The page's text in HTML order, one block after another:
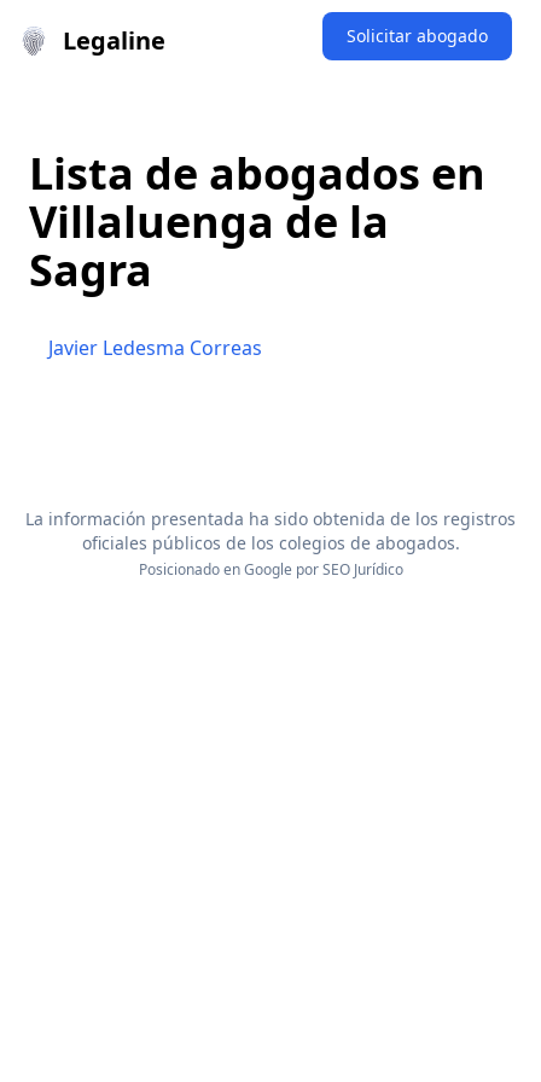
Legaline Solicitar abogado
Lista de abogados en
Villaluenga de la
Sagra
Javier Ledesma Correas
La información presentada ha sido obtenida de los registros
oficiales públicos de los colegios de abogados.
Posicionado en Google porSEO Jurídico